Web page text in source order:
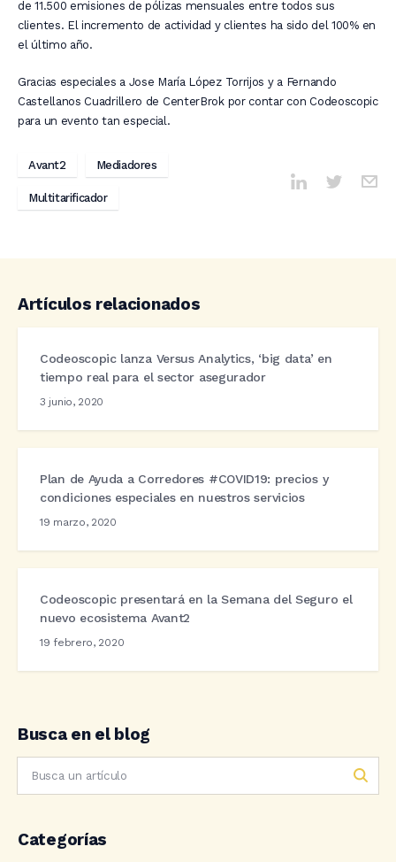
de 11.500 emisiones de pólizas mensuales entre todos sus
clientes. El incremento de actividad y clientes ha sido del 100% en
el último año.
Gracias especiales a Jose María López Torrijos y a Fernando
Castellanos Cuadrillero de CenterBrok por contar con Codeoscopic
para un evento tan especial.
Avant2 Mediadores
Multitarificador
Artículos relacionados
Codeoscopic lanza Versus Analytics, ‘big data’ en
tiempo real para el sector asegurador
3 junio, 2020
Plan de Ayuda a Corredores #COVID19: precios y
condiciones especiales en nuestros servicios
19 marzo, 2020
Codeoscopic presentará en la Semana del Seguro el
nuevo ecosistema Avant2
19 febrero, 2020
Busca en el blog
Categorías